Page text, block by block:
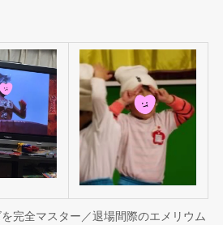
完全マスター／退場間際のエメリウム